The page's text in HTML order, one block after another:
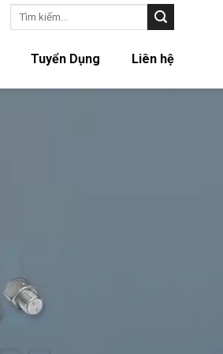
Tìm
Tuyển Dụng Liên hệ